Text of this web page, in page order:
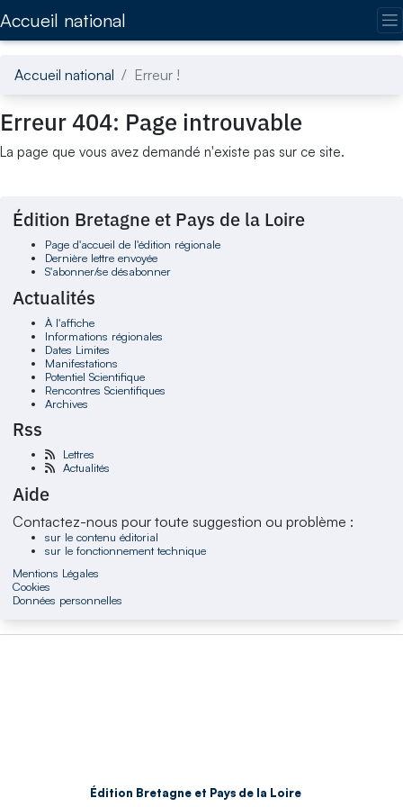
Accueil national
Accueil national Erreur !
Erreur 404: Page introuvable
La page que vous avez demandé n'existe pas sur ce site.
Édition Bretagne et Pays de la Loire
Page d'accueil de l'édition régionale
Dernière lettre envoyée
S'abonner/se désabonner
Actualités
À l'affiche
Informations régionales
Dates Limites
Manifestations
Potentiel Scientifique
Rencontres Scientifiques
Archives
Rss
Lettres
Actualités
Aide
Contactez-nous pour toute suggestion ou problème :
sur le contenu éditorial
sur le fonctionnement technique
Mentions Légales
Cookies
Données personnelles
Édition Bretagne et Pays de la Loire